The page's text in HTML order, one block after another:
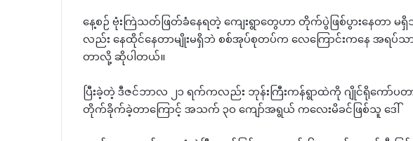
နေ့စဉ် ဗုံးကြဲသတ်ဖြတ်ခံနေရတဲ့ ​ကျေးရွာတွေဟာ တိုက်ပွဲဖြစ်ပွားနေတ
လည်း နေထိုင်နေတာမျိုးမရှိဘဲ စစ်အုပ်စုတပ်က လေကြောင်းကနေ အရပ်သ
တာလို့ ဆိုပါတယ်။
ပြီးခဲ့တဲ့ ဒီဇင်ဘာလ ၂၁ ရက်ကလည်း ဘုန်းကြီးကန်ရွာထဲကို ဂျိုင်ရိုကော်ပတာ
တိုက်ခိုက်ခဲ့တာကြောင့် အသက် ၃၀ ကျော်အရွယ် ကလေးမိခင်ဖြစ်သူ ဒေါ်